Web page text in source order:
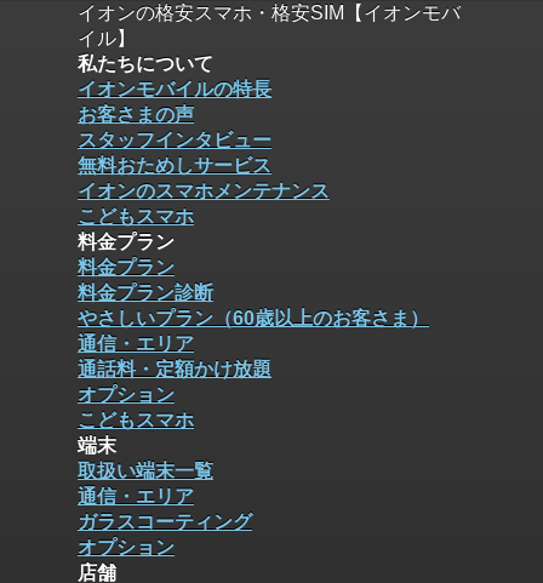
イオンの格安スマホ・格安SIM【イオンモバ
イル】
私たちについて
イオンモバイルの特長
お客さまの声
スタッフインタビュー
無料おためしサービス
イオンのスマホメンテナンス
こどもスマホ
料金プラン
料金プラン
料金プラン診断
やさしいプラン（60歳以上のお客さま）
通信・エリア
通話料・定額かけ放題
オプション
こどもスマホ
端末
取扱い端末一覧
通信・エリア
ガラスコーティング
オプション
店舗